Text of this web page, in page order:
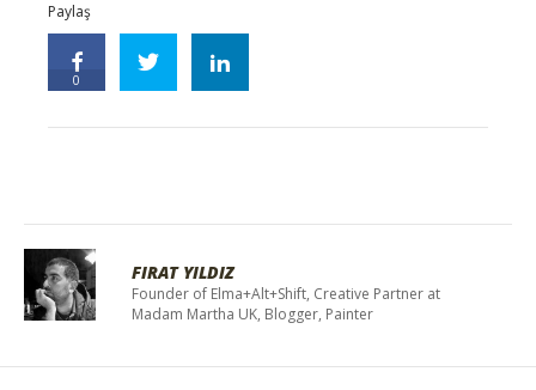
Paylaş
0
FIRAT YILDIZ
Founder of Elma+Alt+Shift, Creative Partner at
Madam Martha UK, Blogger, Painter